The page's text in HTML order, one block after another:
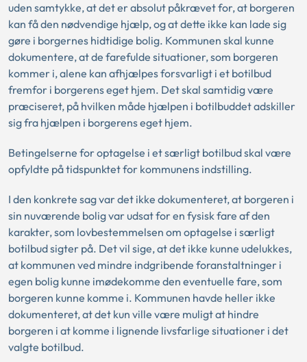
uden samtykke, at det er absolut påkrævet for, at borgeren
kan få den nødvendige hjælp, og at dette ikke kan lade sig
gøre i borgernes hidtidige bolig. Kommunen skal kunne
dokumentere, at de farefulde situationer, som borgeren
kommer i, alene kan afhjælpes forsvarligt i et botilbud
fremfor i borgerens eget hjem. Det skal samtidig være
præciseret, på hvilken måde hjælpen i botilbuddet adskiller
sig fra hjælpen i borgerens eget hjem.
Betingelserne for optagelse i et særligt botilbud skal være
opfyldte på tidspunktet for kommunens indstilling.
I den konkrete sag var det ikke dokumenteret, at borgeren i
sin nuværende bolig var udsat for en fysisk fare af den
karakter, som lovbestemmelsen om optagelse i særligt
botilbud sigter på. Det vil sige, at det ikke kunne udelukkes,
at kommunen ved mindre indgribende foranstaltninger i
egen bolig kunne imødekomme den eventuelle fare, som
borgeren kunne komme i. Kommunen havde heller ikke
dokumenteret, at det kun ville være muligt at hindre
borgeren i at komme i lignende livsfarlige situationer i det
valgte botilbud.